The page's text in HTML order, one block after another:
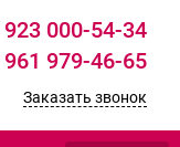
923 000-54-34
961 979-46-65
Заказать звонок